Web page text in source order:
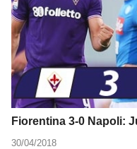
Fiorentina 3-0 Napoli:
30/04/2018